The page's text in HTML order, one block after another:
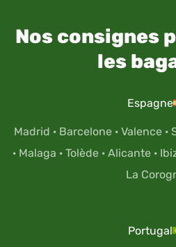
Nos consignes
les
Espagne
Madrid · Barcelone · Valence ·
· Malaga · Tolède · Alicante ·
La
Portugal